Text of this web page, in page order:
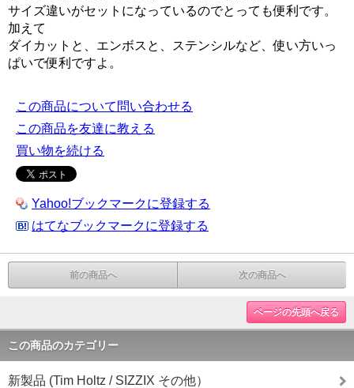
サイズ違いがセットになっているのでとっても便利です。
加えて
ダイカットと、エンボスと、ステンシルなど、使い方いっ
ぱいで便利ですよ。
この商品について問い合わせる
この商品を友達に教える
買い物を続ける
Yahoo!ブックマークに登録する
はてなブックマークに登録する
前の商品へ 次の商品へ
ページの先頭へ戻る
この商品のカテゴリー
新製品 (Tim Holtz / SIZZIX その他）